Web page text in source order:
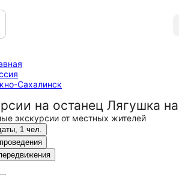
Сахалинск
на останец Лягушка
экскурсии от местных жителей
1 чел.